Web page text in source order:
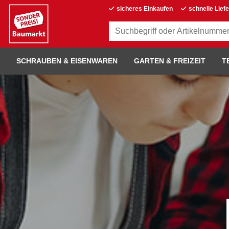
sicheres Einkaufen schnelle
SCHRAUBEN & EISENWAREN GARTEN & FREIZEIT